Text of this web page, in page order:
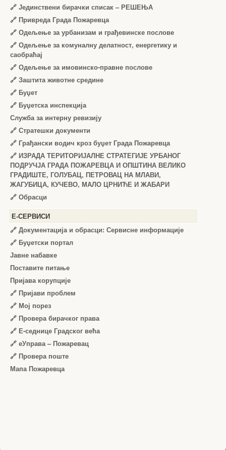
🔗 Јединствени бирачки списак – РЕШЕЊА
🔗 Привреда Града Пожаревца
🔗 Одељење за урбанизам и грађевинске послове
🔗 Одељење за комуналну делатност, енергетику и
саобраћај
🔗 Одељење за имовинско-правне послове
🔗 Заштита животне средине
🔗 Буџет
🔗 Буџетска инспекција
Служба за интерну ревизију
🔗 Стратешки документи
🔗 Грађански водич кроз буџет Града Пожаревца
🔗 ИЗРАДА ТЕРИТОРИЈАЛНЕ СТРАТЕГИЈЕ УРБАНОГ
ПОДРУЧЈА ГРАДА ПОЖАРЕВЦА И ОПШТИНА ВЕЛИКО
ГРАДИШТЕ, ГОЛУБАЦ, ПЕТРОВАЦ НА МЛАВИ,
ЖАГУБИЦА, КУЧЕВО, МАЛО ЦРНИЋЕ И ЖАБАРИ
🔗 Обрасци
Е-СЕРВИСИ
🔗 Документација и обрасци: Сервисне информације
🔗 Буџетски портал
Јавне набавке
Поставите питање
Пријава корупције
🔗 Пријави проблем
🔗 Мој порез
🔗 Провера бирачког права
🔗 Е-седнице Градског већа
🔗 еУправа – Пожаревац
🔗 Провера поште
Мапа Пожаревца